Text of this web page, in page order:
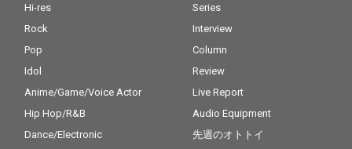
Hi-res
Rock
Pop
Idol
Anime/Game/Voice Actor
Hip Hop/R&B
Dance/Electronic
Series
Interview
Column
Review
Live Report
Audio Equipment
先週のオトトイ